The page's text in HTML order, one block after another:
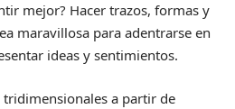
mejor? Hacer trazos, formas y
maravillosa para adentrarse en
ideas y sentimientos.
a partir de